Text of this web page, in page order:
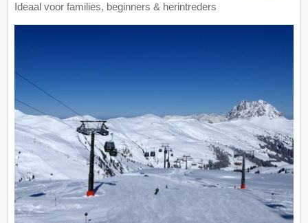
Ideaal voor families, beginners & herintreders